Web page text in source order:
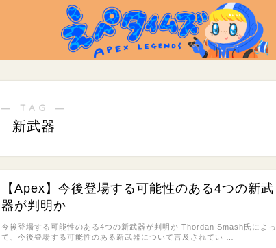
― TAG ―
新武器
【Apex】今後登場する可能性のある4つの新武
器が判明か
今後登場する可能性のある4つの新武器が判明か Thordan Smash氏によっ
て、今後登場する可能性のある新武器について言及されてい …